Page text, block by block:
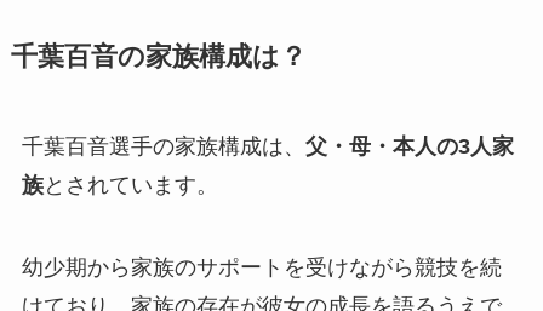
千葉百音の家族構成は？
千葉百音選手の家族構成は、 父・母・本人の3人家
族とされています。
幼少期から家族のサポートを受けながら競技を続
けており、家族の存在が彼女の成長を語るうえで